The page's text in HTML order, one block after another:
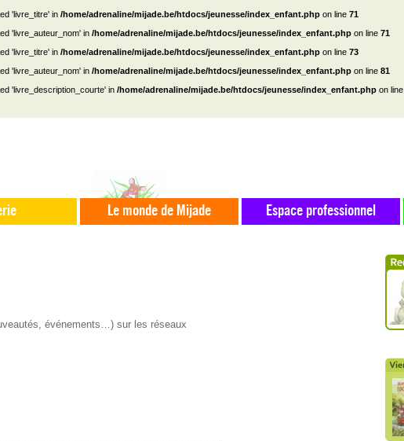
'livre_titre' in /home/adrenaline/mijade.be/htdocs/jeunesse/index_enfant.php on line 71
'livre_auteur_nom' in /home/adrenaline/mijade.be/htdocs/jeunesse/index_enfant.php on line 71
'livre_titre' in /home/adrenaline/mijade.be/htdocs/jeunesse/index_enfant.php on line 73
'livre_auteur_nom' in /home/adrenaline/mijade.be/htdocs/jeunesse/index_enfant.php on line 81
'livre_description_courte' in /home/adrenaline/mijade.be/htdocs/jeunesse/index_enfant.php on line
Le monde de Mijade Espace professionnel
événements…) sur les réseaux